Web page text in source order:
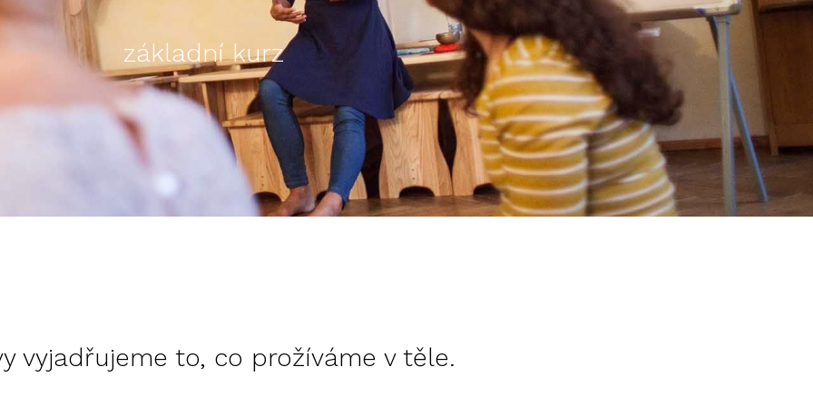
základní kurz
vyjadřujeme to, co prožíváme v těle.